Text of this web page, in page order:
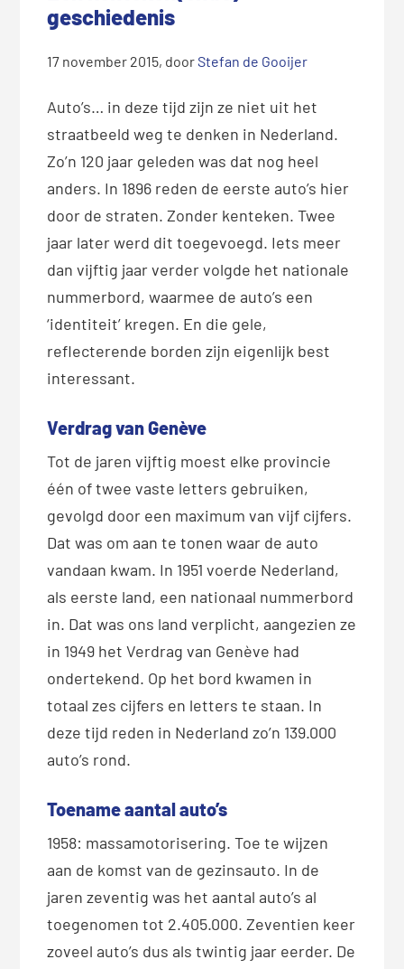
geschiedenis
17 november 2015, doorStefan de Gooijer
Auto’s… in deze tijd zijn ze niet uit het
straatbeeld weg te denken in Nederland.
Zo’n 120 jaar geleden was dat nog heel
anders. In 1896 reden de eerste auto’s hier
door de straten. Zonder kenteken. Twee
jaar later werd dit toegevoegd. Iets meer
dan vijftig jaar verder volgde het nationale
nummerbord, waarmee de auto’s een
‘identiteit’ kregen. En die gele,
reflecterende borden zijn eigenlijk best
interessant.
Verdrag van Genève
Tot de jaren vijftig moest elke provincie
één of twee vaste letters gebruiken,
gevolgd door een maximum van vijf cijfers.
Dat was om aan te tonen waar de auto
vandaan kwam. In 1951 voerde Nederland,
als eerste land, een nationaal nummerbord
in. Dat was ons land verplicht, aangezien ze
in 1949 het Verdrag van Genève had
ondertekend. Op het bord kwamen in
totaal zes cijfers en letters te staan. In
deze tijd reden in Nederland zo’n 139.000
auto’s rond.
Toename aantal auto’s
1958: massamotorisering. Toe te wijzen
aan de komst van de gezinsauto. In de
jaren zeventig was het aantal auto’s al
toegenomen tot 2.405.000. Zeventien keer
zoveel auto’s dus als twintig jaar eerder. De